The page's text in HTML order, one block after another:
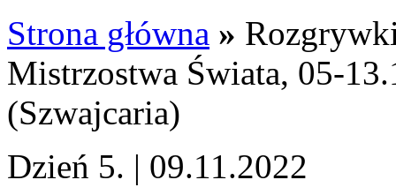
Strona główna »
Mistrzostwa Świata, 05-
(Szwajcaria)
Dzień 5. | 09.11.2022